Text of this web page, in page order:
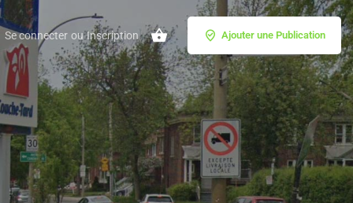
Se connecter ou Inscription Ajouter une Publication